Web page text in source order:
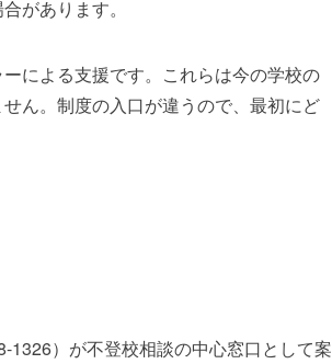
があります。
による支援です。これらは今の学校の
ん。制度の入口が違うので、最初にど
1326）が不登校相談の中心窓口として案